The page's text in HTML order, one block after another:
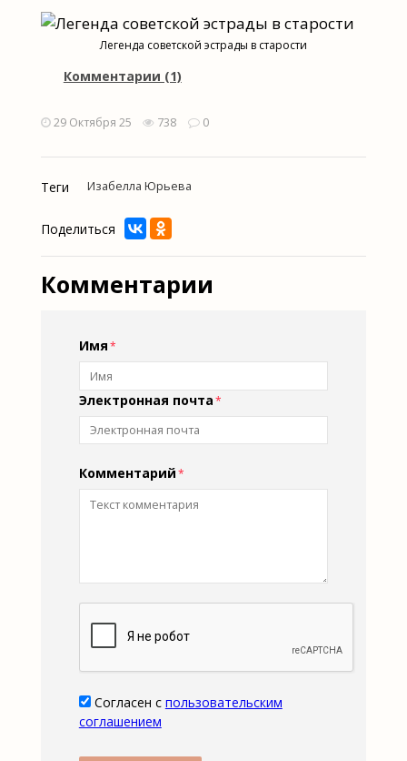
Легенда советской эстрады в старости
Комментарии (1)
29 Октября 25 738 0
Теги Изабелла Юрьева
Поделиться
Комментарии
Имя
Электронная почта
Комментарий
Согласен с пользовательским
соглашением